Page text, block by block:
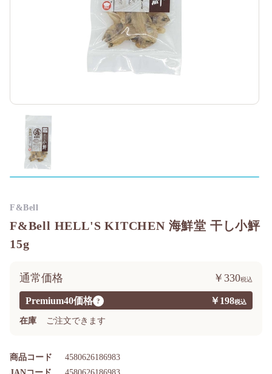
F&Bell HELL'S KITCHEN 海鮮堂 干し小鮃
15g
Premium40価格 ? ￥198
通常価格 ￥330
在庫 ご注文できます
商品コード 4580626186983
F&Bell